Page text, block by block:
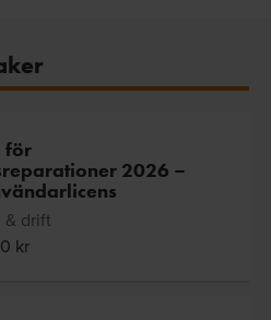
för
2026 –
& drift
kr